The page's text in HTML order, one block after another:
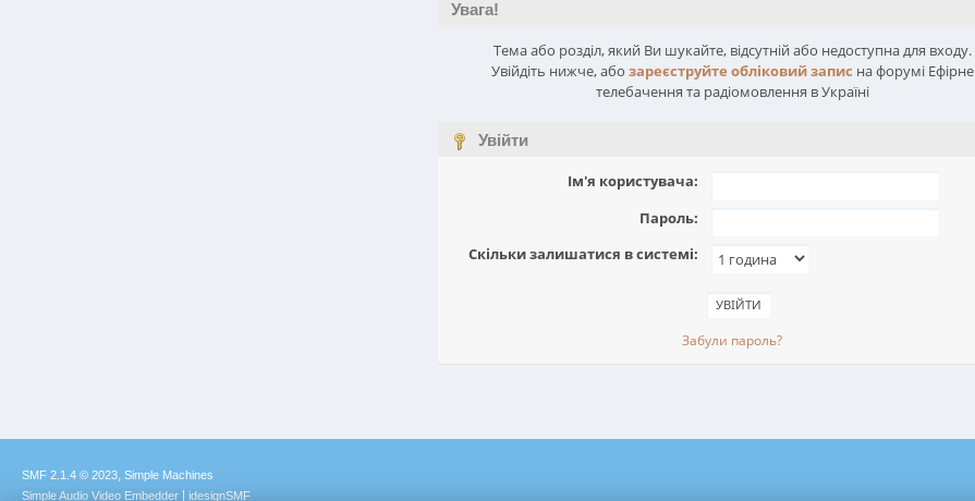
Увага!
Тема або розділ, який Ви шукайте, відсутній або недоступна для входу.
Увійдіть нижче, або зареєструйте обліковий запис на форумі Ефірне
телебачення та радіомовлення в Україні
Увійти
Ім'я користувача:
Пароль:
Скільки залишатися в системі:
Забули пароль?
SMF 2.1.4 © 2023, Simple Machines
Simple Audio Video Embedder
idesignSMF